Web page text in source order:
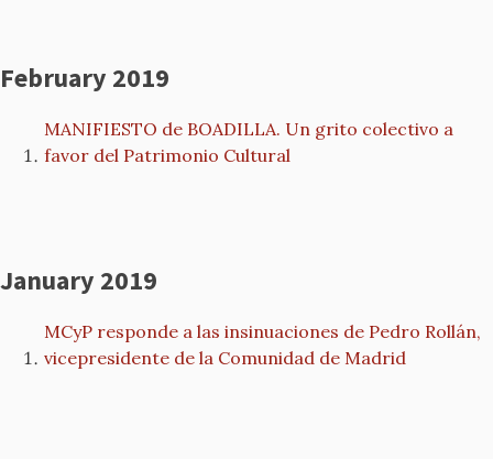
February 2019
MANIFIESTO de BOADILLA. Un grito colectivo a
favor del Patrimonio Cultural
January 2019
MCyP responde a las insinuaciones de Pedro Rollán,
vicepresidente de la Comunidad de Madrid